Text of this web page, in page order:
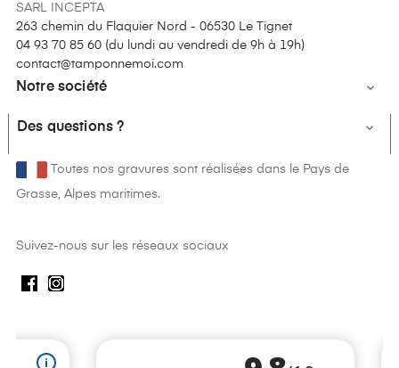
SARL INCEPTA
263 chemin du Flaquier Nord - 06530 Le Tignet
04 93 70 85 60 (du lundi au vendredi de 9h à 19h)
contact@tamponnemoi.com
Notre société 
Des questions ? 
Toutes nos gravures sont réalisées dans le Pays de
Grasse, Alpes maritimes.
Suivez-nous sur les réseaux sociaux